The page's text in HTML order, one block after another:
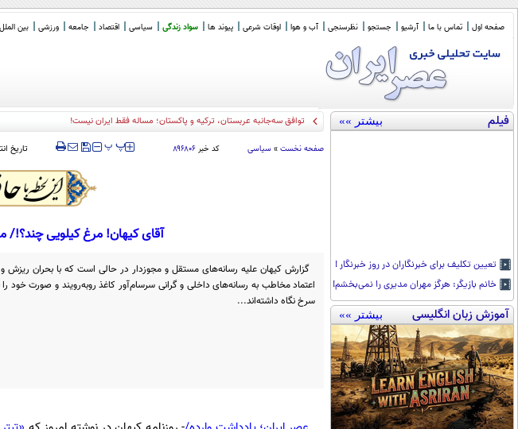
صفحه اول تماس با ما آرشیو جستجو نظرسنجی آب و هوا اوقات شرعی پیوند ها سواد زندگی سیاسی اقتصاد جامعه ورزشی بین الملل
فیلم بیشتر »»
تعیین تکلیف برای خبرنگاران در روز خبرنگار !
خانم بازیگر: هرگز مهران مدیری را نمی‌بخشم!
آموزش زبان انگلیسی بیشتر »»
سی ان ان: ع_
صفحه نخست » سیاسی کد خبر۸۹۶۸۰۶ ‍‍‍ پپ تاریخ
آقای کیهان! مرغ کیلویی
گزارش کیهان علیه رسانه‌های مستقل و مجوز‌دار در حالی است که با بحران
اعتماد مخاطب به رسانه‌های داخلی و گرانی سرسام‌آور کاغذ رو‌به‌رویند و صورت خود را
سرخ نگاه داشته‌اند...